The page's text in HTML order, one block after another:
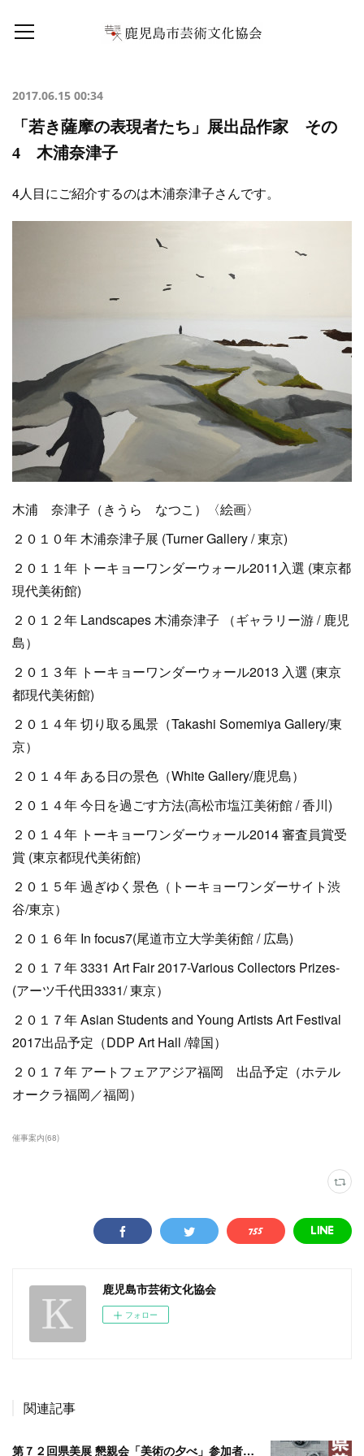
2017.06.15 00:34
「若き薩摩の表現者たち」展出品作家 その
4 木浦奈津子
4人目にご紹介するのは木浦奈津子さんです。
木浦 奈津子（きうら なつこ）〈絵画〉
２０１０年 木浦奈津子展 (Turner Gallery / 東京)
２０１１年 トーキョーワンダーウォール2011入選 (東京都
現代美術館)
２０１２年 Landscapes 木浦奈津子 （ギャラリー游 / 鹿児
島）
２０１３年 トーキョーワンダーウォール2013 入選 (東京
都現代美術館)
２０１４年 切り取る風景（Takashi Somemiya Gallery/東
京）
２０１４年 ある日の景色（White Gallery/鹿児島）
２０１４年 今日を過ごす方法(高松市塩江美術館 / 香川)
２０１４年 トーキョーワンダーウォール2014 審査員賞受
賞 (東京都現代美術館)
２０１５年 過ぎゆく景色（トーキョーワンダーサイト渋
谷/東京）
２０１６年 In focus7(尾道市立大学美術館 / 広島)
２０１７年 3331 Art Fair 2017-Various Collectors Prizes-
(アーツ千代田3331/ 東京）
２０１７年 Asian Students and Young Artists Art Festival
2017出品予定（DDP Art Hall /韓国）
２０１７年 アートフェアアジア福岡 出品予定（ホテル
オークラ福岡／福岡）
催事案内(68)
鹿児島市芸術文化協会
フォロー
関連記事
第７２回県美展 懇親会「美術の夕べ」参加者募集